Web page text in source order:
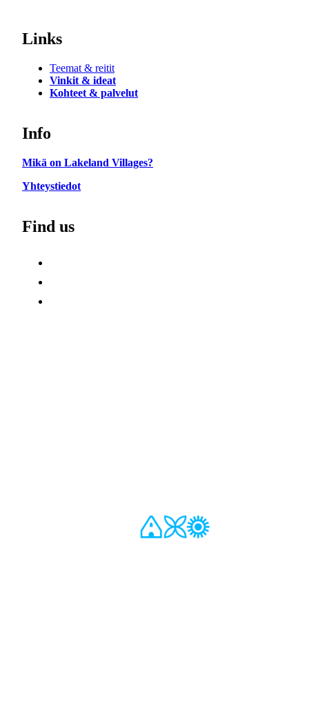
Links
Teemat & reitit
Vinkit & ideat
Kohteet & palvelut
Info
Mikä on Lakeland Villages?
Yhteystiedot
Find us